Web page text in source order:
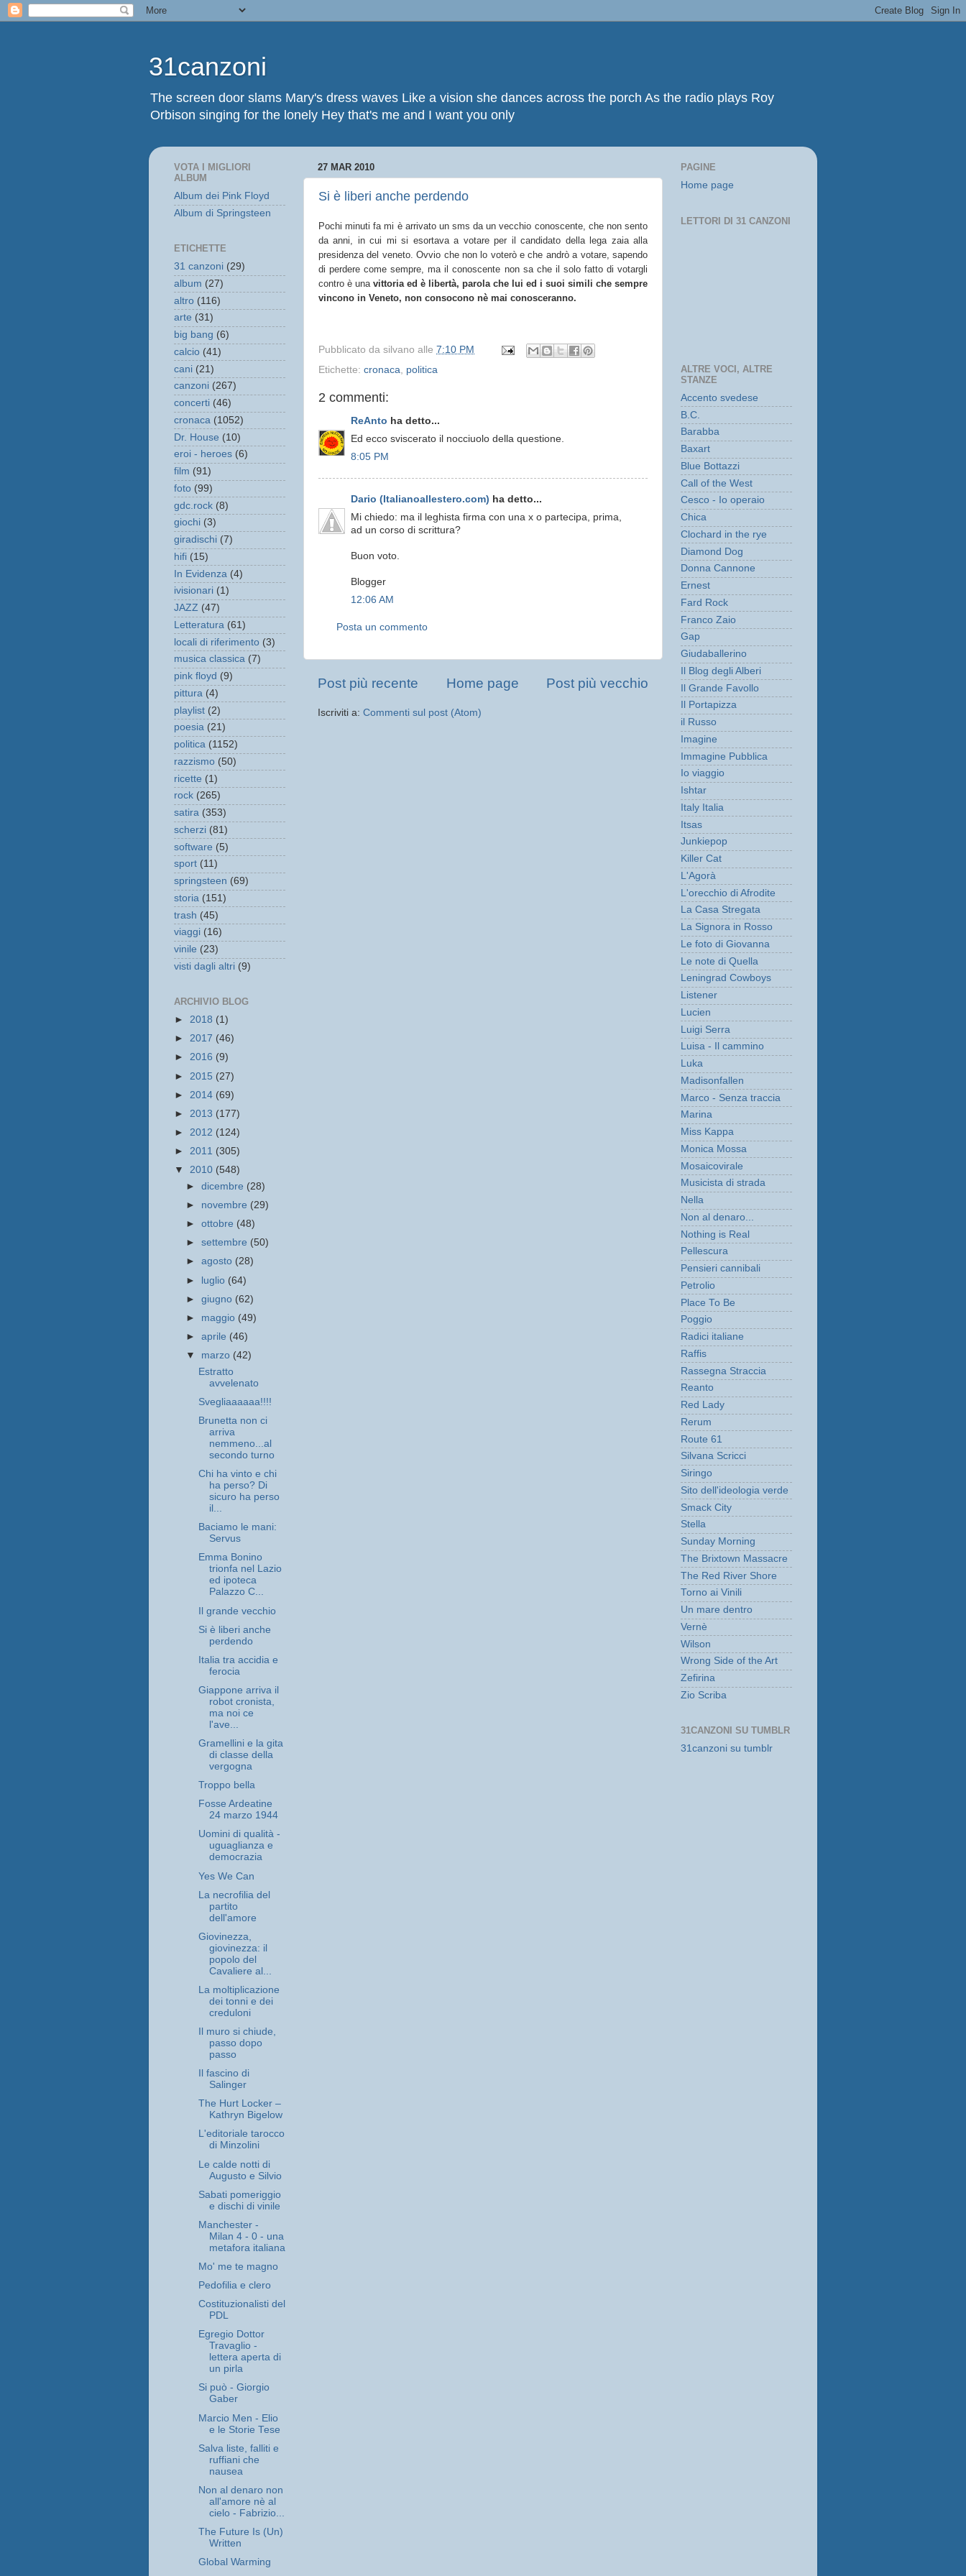
31canzoni
The screen door slams Mary's dress waves Like a vision she dances across the porch As the radio plays Roy
Orbison singing for the lonely Hey that's me and I want you only
27 MAR 2010
Si è liberi anche perdendo
Pochi minuti fa mi è arrivato un sms da un vecchio conoscente, che non sento
da anni, in cui mi si esortava a votare per il candidato della lega zaia alla
presidenza del veneto. Ovvio che non lo voterò e che andrò a votare, sapendo
di perdere come sempre, ma il conoscente non sa che il solo fatto di votargli
contro è una vittoria ed è libertà, parola che lui ed i suoi simili che sempre
vincono in Veneto, non consocono nè mai conosceranno.
Pubblicato da silvano alle 7:10 PM
Etichette: cronaca politica
2 commenti:
ReAnto ha detto...
Ed ecco sviscerato il nocciuolo della questione.
8:05 PM
Dario (Italianoallestero.com) ha detto...
Mi chiedo: ma il leghista firma con una x o partecipa, prima,
ad un corso di scrittura?
Buon voto.
Blogger
12:06 AM
Posta un commento
Post più recente Post più vecchio
Home page
Iscriviti a: Commenti sul post (Atom)
VOTA I MIGLIORI
ALBUM
Album dei Pink Floyd
Album di Springsteen
ETICHETTE
31 canzoni (29)
album (27)
altro (116)
arte (31)
big bang (6)
calcio (41)
cani (21)
canzoni (267)
concerti (46)
cronaca (1052)
Dr. House (10)
eroi - heroes (6)
film (91)
foto (99)
gdc.rock (8)
giochi (3)
giradischi (7)
hifi (15)
In Evidenza (4)
ivisionari (1)
JAZZ (47)
Letteratura (61)
locali di riferimento (3)
musica classica (7)
pink floyd (9)
pittura (4)
playlist (2)
poesia (21)
politica (1152)
razzismo (50)
ricette (1)
rock (265)
satira (353)
scherzi (81)
software (5)
sport (11)
springsteen (69)
storia (151)
trash (45)
viaggi (16)
vinile (23)
visti dagli altri (9)
ARCHIVIO BLOG
► 2018 (1)
► 2017 (46)
► 2016 (9)
► 2015 (27)
► 2014 (69)
► 2013 (177)
► 2012 (124)
► 2011 (305)
▼ 2010 (548)
►dicembre (28)
► novembre (29)
►ottobre (48)
►settembre (50)
►agosto (28)
► luglio (64)
►giugno (62)
► maggio (49)
►aprile (46)
▼ marzo (42)
Estratto
avvelenato
Svegliaaaaaa!!!!
Brunetta non ci
arriva
nemmeno...al
secondo turno
Chi ha vinto e chi
ha perso? Di
sicuro ha perso
il...
Baciamo le mani:
Servus
Emma Bonino
trionfa nel Lazio
ed ipoteca
Palazzo C...
Il grande vecchio
Si è liberi anche
perdendo
Italia tra accidia e
ferocia
Giappone arriva il
robot cronista,
ma noi ce
l'ave...
Gramellini e la gita
di classe della
vergogna
Troppo bella
Fosse Ardeatine
24 marzo 1944
Uomini di qualità -
uguaglianza e
democrazia
Yes We Can
La necrofilia del
partito
dell'amore
Giovinezza,
giovinezza: il
popolo del
Cavaliere al...
La moltiplicazione
dei tonni e dei
creduloni
Il muro si chiude,
passo dopo
passo
Il fascino di
Salinger
The Hurt Locker –
Kathryn Bigelow
L'editoriale tarocco
di Minzolini
Le calde notti di
Augusto e Silvio
Sabati pomeriggio
e dischi di vinile
Manchester -
Milan 4 - 0 - una
metafora italiana
Mo' me te magno
Pedofilia e clero
Costituzionalisti del
PDL
Egregio Dottor
Travaglio -
lettera aperta di
un pirla
Si può - Giorgio
Gaber
Marcio Men - Elio
e le Storie Tese
Salva liste, falliti e
ruffiani che
nausea
Non al denaro non
all'amore nè al
cielo - Fabrizio...
The Future Is (Un)
Written
Global Warming
PAGINE
Home page
LETTORI DI 31 CANZONI
ALTRE VOCI, ALTRE
STANZE
Accento svedese
B.C.
Barabba
Baxart
Blue Bottazzi
Call of the West
Cesco - Io operaio
Chica
Clochard in the rye
Diamond Dog
Donna Cannone
Ernest
Fard Rock
Franco Zaio
Gap
Giudaballerino
Il Blog degli Alberi
Il Grande Favollo
Il Portapizza
il Russo
Imagine
Immagine Pubblica
Io viaggio
Ishtar
Italy Italia
Itsas
Junkiepop
Killer Cat
L'Agorà
L'orecchio di Afrodite
La Casa Stregata
La Signora in Rosso
Le foto di Giovanna
Le note di Quella
Leningrad Cowboys
Listener
Lucien
Luigi Serra
Luisa - Il cammino
Luka
Madisonfallen
Marco - Senza traccia
Marina
Miss Kappa
Monica Mossa
Mosaicovirale
Musicista di strada
Nella
Non al denaro...
Nothing is Real
Pellescura
Pensieri cannibali
Petrolio
Place To Be
Poggio
Radici italiane
Raffis
Rassegna Straccia
Reanto
Red Lady
Rerum
Route 61
Silvana Scricci
Siringo
Sito dell'ideologia verde
Smack City
Stella
Sunday Morning
The Brixtown Massacre
The Red River Shore
Torno ai Vinili
Un mare dentro
Vernè
Wilson
Wrong Side of the Art
Zefirina
Zio Scriba
31CANZONI SU TUMBLR
31canzoni su tumblr